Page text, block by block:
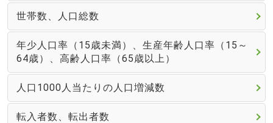
世帯数、人口総数
年少人口率（15歳未満）、生産年齢人口率（15～
64歳）、高齢人口率（65歳以上）
人口1000人当たりの人口増減数
転入者数、転出者数